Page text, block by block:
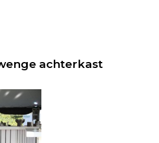
achterkast